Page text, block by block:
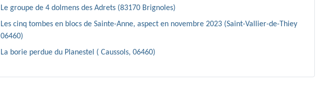
Le groupe de 4 dolmens des Adrets (83170 Brignoles)
Les cinq tombes en blocs de Sainte-Anne, aspect en novembre 2023 (Saint-Vallier-de-Thiey
06460)
La borie perdue du Planestel ( Caussols, 06460)